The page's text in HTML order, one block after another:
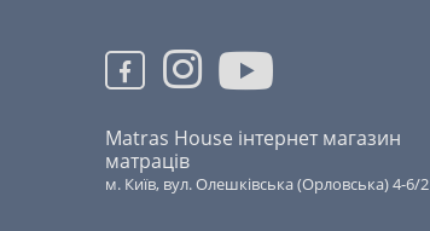
Matras House інтернет магазин
матраців
м. Київ, вул. Олешківська (Орловська) 4-6/2